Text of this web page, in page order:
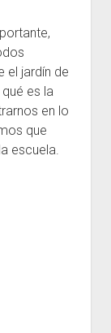
el jardín de
es la
en lo
que
escuela.